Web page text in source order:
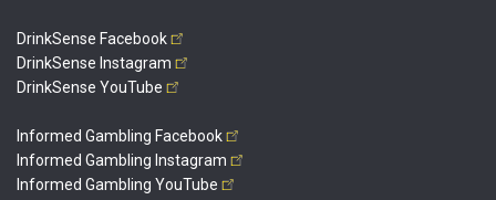
DrinkSense Facebook
DrinkSense Instagram
DrinkSense YouTube
Informed Gambling Facebook
Informed Gambling Instagram
Informed Gambling YouTube